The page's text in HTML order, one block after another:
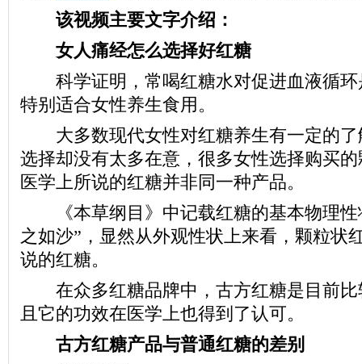
该视频主要文字介绍：
女人痛经怎么选择好红糖
科学证明，常喝红糖水对促进血液循环
特别适合女性养生食用。
大多数现代女性对红糖养生有一定的了
选择却没有太多在意，很多女性选择购买
医学上所说的红糖并非同一种产品。
《本草纲目》中记载红糖的基本物理性
之如沙”，显然从外观性状上来看，颗粒状
说的红糖。
在众多红糖品牌中，古方红糖是目前比
且它的功效在医学上也得到了认可。
古方红糖产品与普通红糖的差别